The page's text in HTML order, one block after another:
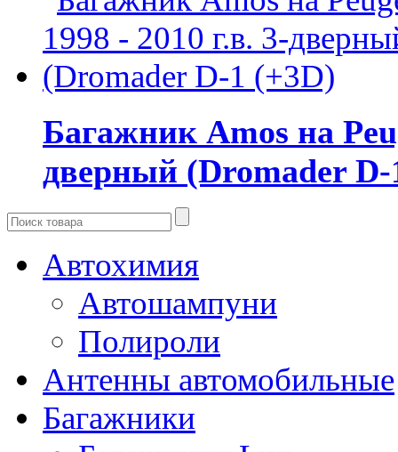
Багажник Amos на
дверный (Dromader D-
Автохимия
Автошампуни
Полироли
Антенны автомобильные
Багажники